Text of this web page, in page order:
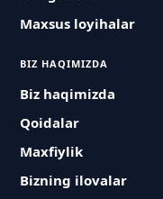
Maxsus loyihalar
BIZ HAQIMIZDA
Biz haqimizda
Qoidalar
Maxfiylik
Bizning ilovalar